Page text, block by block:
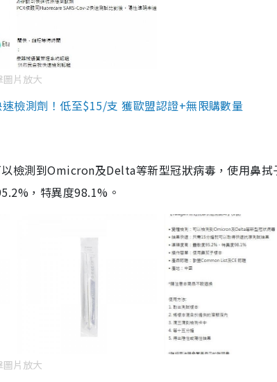
圖片放大
檢測劑！低至$15/支 獲歐盟認證+無限購數量
檢測到Omicron及Delta等新型冠狀病毒，使用鼻拭
，特異度98.1%。
圖片放大